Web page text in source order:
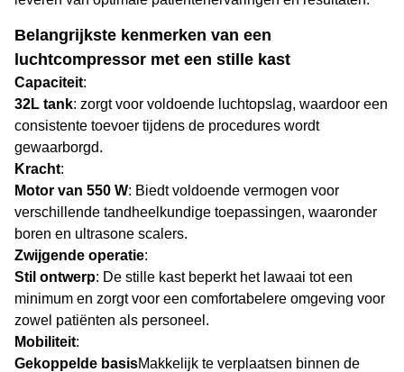
Belangrijkste kenmerken van een
luchtcompressor met een stille kast
Capaciteit:
32L tank: zorgt voor voldoende luchtopslag, waardoor een
consistente toevoer tijdens de procedures wordt
gewaarborgd.
Kracht:
Motor van 550 W: Biedt voldoende vermogen voor
verschillende tandheelkundige toepassingen, waaronder
boren en ultrasone scalers.
Zwijgende operatie:
Stil ontwerp: De stille kast beperkt het lawaai tot een
minimum en zorgt voor een comfortabelere omgeving voor
zowel patiënten als personeel.
Mobiliteit:
Gekoppelde basisMakkelijk te verplaatsen binnen de